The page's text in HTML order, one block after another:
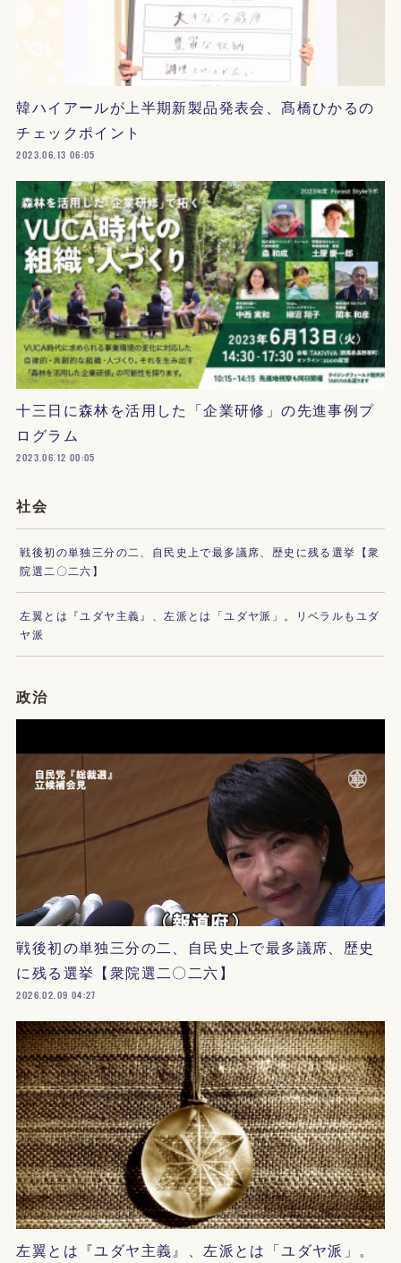
韓ハイアールが上半期新製品発表会、髙橋ひかるの
チェックポイント
2023.06.13 06:05
十三日に森林を活用した「企業研修」の先進事例プ
ログラム
2023.06.12 00:05
社会
戦後初の単独三分の二、自民史上で最多議席、歴史に残る選挙【衆
院選二〇二六】
左翼とは『ユダヤ主義』、左派とは「ユダヤ派」。リベラルもユダ
ヤ派
政治
戦後初の単独三分の二、自民史上で最多議席、歴史
に残る選挙【衆院選二〇二六】
2026.02.09 04:27
左翼とは『ユダヤ主義』、左派とは「ユダヤ派」。